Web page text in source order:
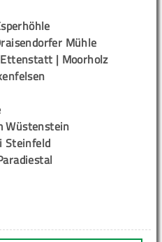
Mühle
| Moorholz
Wüstenstein
Steinfeld